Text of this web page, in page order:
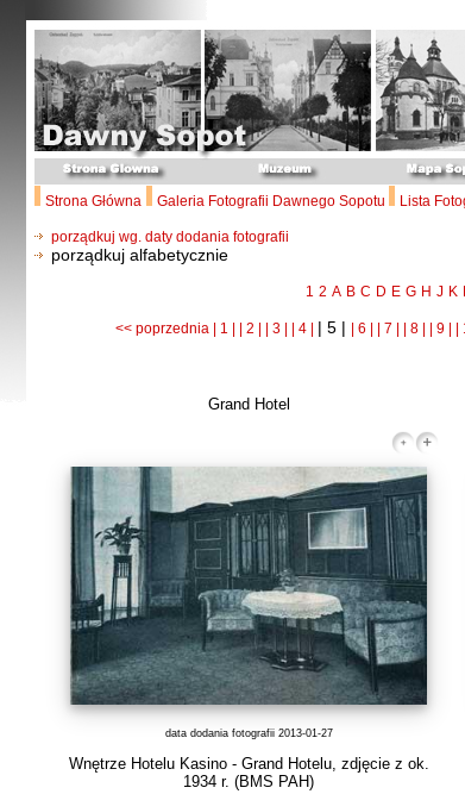
Strona Główna Galeria Fotografii Dawnego Sopotu Lista
porządkuj wg. daty dodania fotografii
porządkuj alfabetycznie
1 2 A B C D E G H J K
<< poprzednia | 1 | | 2 | | 3 | | 4 | | 5 | | 6 | | 7 | | 8 | | 9 | |
Grand Hotel
data dodania fotografii 2013-01-27
Wnętrze Hotelu Kasino - Grand Hotelu, zdjęcie z ok.
1934 r. (BMS PAH)